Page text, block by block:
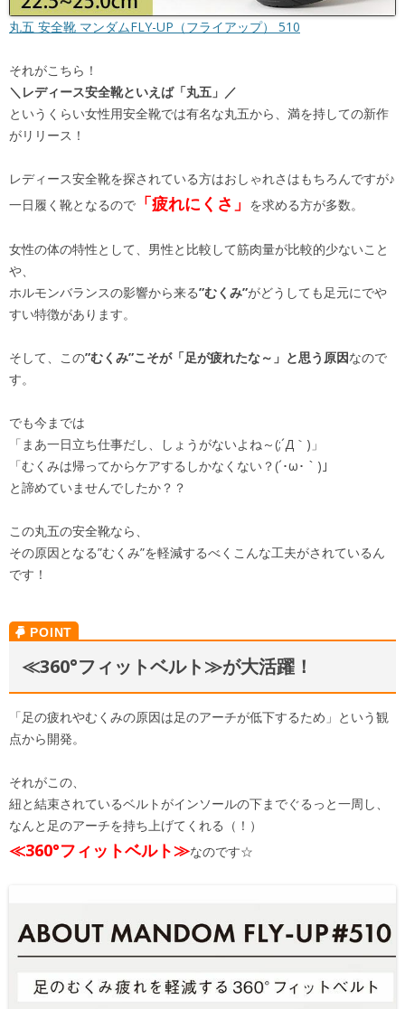
丸五 安全靴 マンダムFLY-UP（フライアップ） 510
それがこちら！
＼レディース安全靴といえば「丸五」／
というくらい女性用安全靴では有名な丸五から、満を持しての新作
がリリース！
レディース安全靴を探されている方はおしゃれさはもちろんですが♪
一日履く靴となるので 「疲れにくさ」 を求める方が多数。
女性の体の特性として、男性と比較して筋肉量が比較的少ないこと
や、
ホルモンバランスの影響から来る”むくみ”がどうしても足元にでや
すい特徴があります。
そして、この”むくみ”こそが「足が疲れたな～」と思う原因なので
す。
でも今までは
「まあ一日立ち仕事だし、しょうがないよね～(;´Д｀)」
「むくみは帰ってからケアするしかなくない？(´･ω･｀)」
と諦めていませんでしたか？？
この丸五の安全靴なら、
その原因となる”むくみ”を軽減するべくこんな工夫がされているん
です！
≪360°フィットベルト≫が大活躍！
「足の疲れやむくみの原因は足のアーチが低下するため」という観
点から開発。
それがこの、
紐と結束されているベルトがインソールの下までぐるっと一周し、
なんと足のアーチを持ち上げてくれる（！）
≪360°フィットベルト≫なのです☆